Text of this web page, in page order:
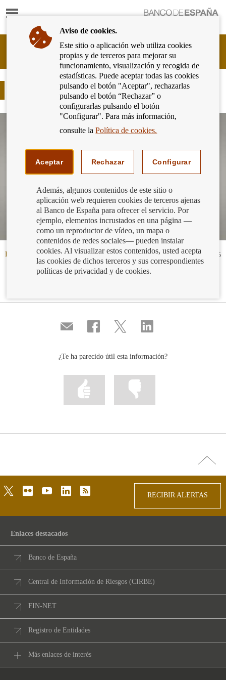
Mostrar
Ir
página
de
inicio
del
Banco
de
España
Cliente
Bancario
Banco
España
Eurosistema,
Tipi y las finanzas sostenibles
Visualizar
video
1:45
Fecha de publicación:26/10/2023
Compartir
por
Compartir
en
Compartir
en
Compartir
en
¿Te ha parecido útil esta información?
Marcar
información
arriba
twitterflickr youtubelinkedinrss
RECIBIR ALERTAS
Enlaces destacados
Banco de España
Central de Información de Riesgos (CIRBE)
FIN-NET
Registro de Entidades
Más enlaces de interés
Aviso de cookies.
Este sitio o aplicación web utiliza cookies
propias y de terceros para mejorar su
funcionamiento, visualización y recogida de
estadísticas. Puede aceptar todas las cookies
pulsando el botón "Aceptar", rechazarlas
pulsando el botón “Rechazar” o
configurarlas pulsando el botón
"Configurar". Para más información,
consulte laPolítica de cookies.
Aceptar Rechazar Configurar
Además, algunos contenidos de este sitio o
aplicación web requieren cookies de terceros ajenas
al Banco de España para ofrecer el servicio. Por
ejemplo, elementos incrustados en una página —
como un reproductor de vídeo, un mapa o
contenidos de redes sociales— pueden instalar
cookies. Al visualizar estos contenidos, usted acepta
las cookies de dichos terceros y sus correspondientes
políticas de privacidad y de cookies.